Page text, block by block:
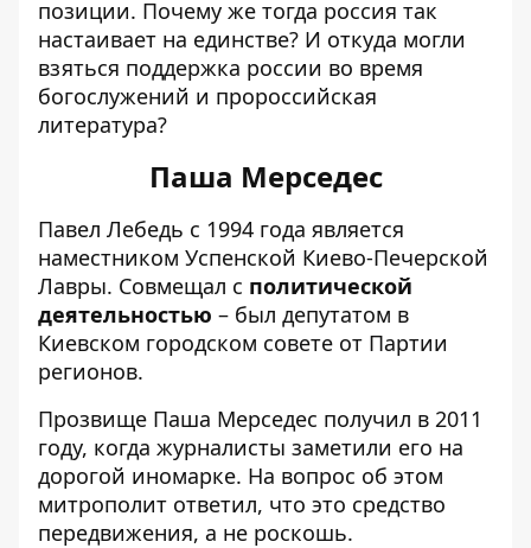
позиции. Почему же тогда россия так
настаивает на единстве? И откуда могли
взяться поддержка россии во время
богослужений и пророссийская
литература?
Паша Мерседес
Павел Лебедь с 1994 года является
наместником Успенской Киево-Печерской
Лавры. Совмещал с политической
деятельностью – был депутатом в
Киевском городском совете от Партии
регионов.
Прозвище Паша Мерседес получил в 2011
году, когда журналисты заметили его на
дорогой иномарке. На вопрос об этом
митрополит ответил, что это средство
передвижения, а не роскошь.